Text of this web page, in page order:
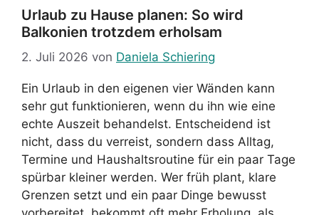
Urlaub zu Hause planen: So wird
Balkonien trotzdem erholsam
2. Juli 2026 von Daniela Schiering
Ein Urlaub in den eigenen vier Wänden kann
sehr gut funktionieren, wenn du ihn wie eine
echte Auszeit behandelst. Entscheidend ist
nicht, dass du verreist, sondern dass Alltag,
Termine und Haushaltsroutine für ein paar Tage
spürbar kleiner werden. Wer früh plant, klare
Grenzen setzt und ein paar Dinge bewusst